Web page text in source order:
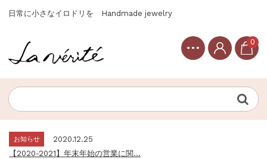
日常に小さなイロドリを Handmade jewelry
0
【2020-2021】年末年始の営業に関...
Topics
2020.12.30
お知らせ
2020.12.25
【2020-2021】年末年始の営業に関...